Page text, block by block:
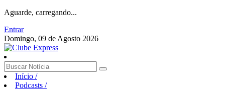
Aguarde, carregando...
Entrar
Domingo, 09 de Agosto 2026
Início /
Podcasts /